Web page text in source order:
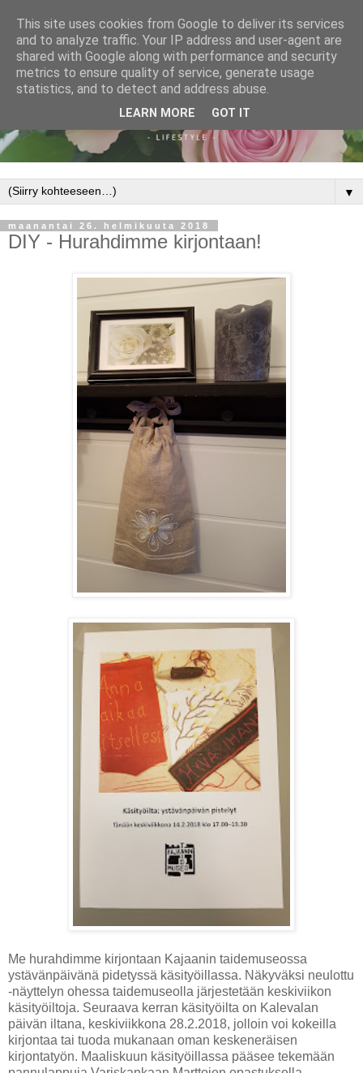
▼
maanantai 26. helmikuuta 2018
DIY - Hurahdimme kirjontaan!
Me hurahdimme kirjontaan Kajaanin taidemuseossa
ystävänpäivänä pidetyssä käsityöillassa. Näkyväksi neulottu
-näyttelyn ohessa taidemuseolla järjestetään keskiviikon
käsityöiltoja. Seuraava kerran käsityöilta on Kalevalan
päivän iltana, keskiviikkona 28.2.2018, jolloin voi kokeilla
kirjontaa tai tuoda mukanaan oman keskeneräisen
kirjontatyön. Maaliskuun käsityöillassa pääsee tekemään
This site uses cookies from Google to deliver its services
and to analyze traffic. Your IP address and user-agent are
shared with Google along with performance and security
metrics to ensure quality of service, generate usage
statistics, and to detect and address abuse.
LEARN MORE GOT IT